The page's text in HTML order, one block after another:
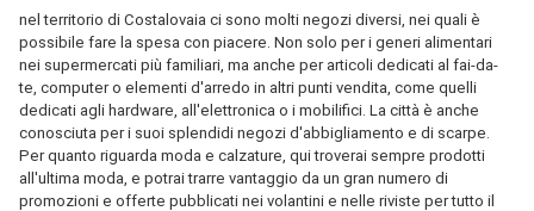
nel territorio di Costalovaia ci sono molti negozi diversi, nei quali è
possibile fare la spesa con piacere. Non solo per i generi alimentari
nei supermercati più familiari, ma anche per articoli dedicati al fai-da-
te, computer o elementi d'arredo in altri punti vendita, come quelli
dedicati agli hardware, all'elettronica o i mobilifici. La città è anche
conosciuta per i suoi splendidi negozi d'abbigliamento e di scarpe.
Per quanto riguarda moda e calzature, qui troverai sempre prodotti
all'ultima moda, e potrai trarre vantaggio da un gran numero di
promozioni e offerte pubblicati nei volantini e nelle riviste per tutto il